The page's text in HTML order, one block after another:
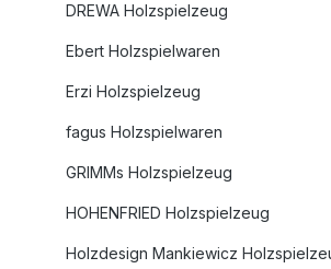
DREWA Holzspielzeug
Ebert Holzspielwaren
Erzi Holzspielzeug
fagus Holzspielwaren
GRIMMs Holzspielzeug
HOHENFRIED Holzspielzeug
Holzdesign Mankiewicz